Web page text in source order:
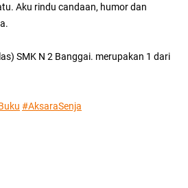
Aku rindu candaan, humor dan
SMK N 2 Banggai. merupakan 1 dari
#AksaraSenja